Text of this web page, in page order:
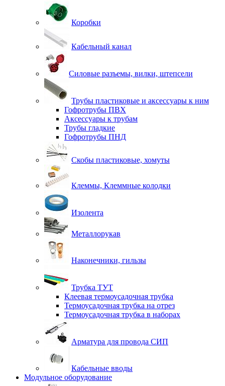
Коробки
Кабельный канал
Силовые разъемы, вилки, штепсели
Трубы пластиковые и аксессуары к ним
Гофротрубы ПВХ
Аксессуары к трубам
Трубы гладкие
Гофротрубы ПНД
Скобы пластиковые, хомуты
Клеммы, Клеммные колодки
Изолента
Металлорукав
Наконечники, гильзы
Трубка ТУТ
Клеевая термоусадочная трубка
Термоусадочная трубка на отрез
Термоусадочная трубка в наборах
Арматура для провода СИП
Кабельные вводы
Модульное оборудование